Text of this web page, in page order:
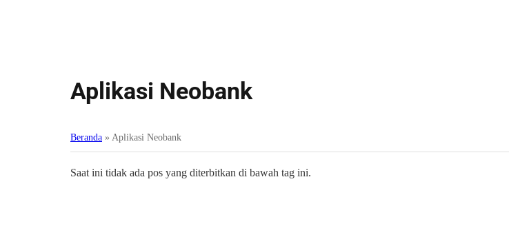
Aplikasi Neobank
Beranda » Aplikasi Neobank
Saat ini tidak ada pos yang diterbitkan di bawah tag ini.